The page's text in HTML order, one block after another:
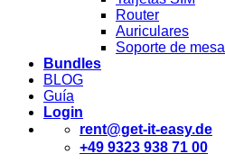
Router
Auriculares
Soporte de mesa
Bundles
BLOG
Guía
Login
rent@get-it-easy.de
+49 9323 938 71 00